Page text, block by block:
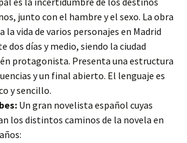
junto con el hambre y el sexo. La obra
la vida de varios personajes en Madrid
dos días y medio, siendo la ciudad
protagonista. Presenta una estructura
y un final abierto. El lenguaje es
y sencillo.
Un gran novelista español cuyas
los distintos caminos de la novela en